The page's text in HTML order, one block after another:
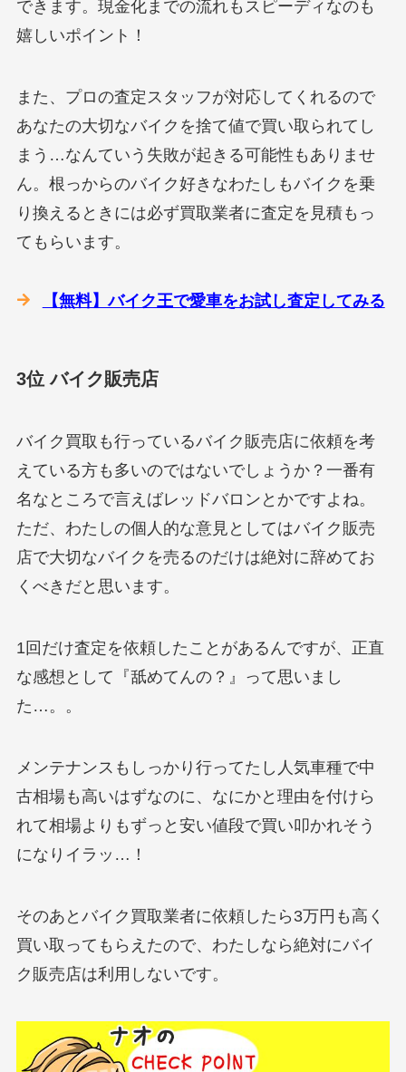
できます。現金化までの流れもスピーディなのも
嬉しいポイント！
また、プロの査定スタッフが対応してくれるので
あなたの大切なバイクを捨て値で買い取られてし
まう…なんていう失敗が起きる可能性もありませ
ん。根っからのバイク好きなわたしもバイクを乗
り換えるときには必ず買取業者に査定を見積もっ
てもらいます。
【無料】バイク王で愛車をお試し査定してみる
3位 バイク販売店
バイク買取も行っているバイク販売店に依頼を考
えている方も多いのではないでしょうか？一番有
名なところで言えばレッドバロンとかですよね。
ただ、わたしの個人的な意見としてはバイク販売
店で大切なバイクを売るのだけは絶対に辞めてお
くべきだと思います。
1回だけ査定を依頼したことがあるんですが、正直
な感想として『舐めてんの？』って思いまし
た…。。
メンテナンスもしっかり行ってたし人気車種で中
古相場も高いはずなのに、なにかと理由を付けら
れて相場よりもずっと安い値段で買い叩かれそう
になりイラッ…！
そのあとバイク買取業者に依頼したら3万円も高く
買い取ってもらえたので、わたしなら絶対にバイ
ク販売店は利用しないです。